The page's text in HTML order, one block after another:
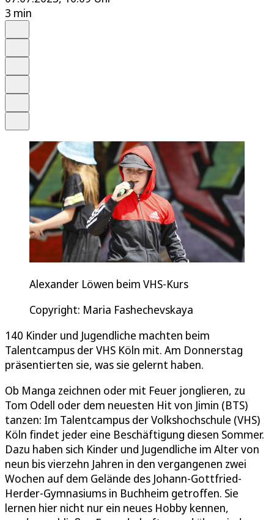
3 min
Alexander Löwen beim VHS-Kurs
Copyright: Maria Fashechevskaya
140 Kinder und Jugendliche machten beim
Talentcampus der VHS Köln mit. Am Donnerstag
präsentierten sie, was sie gelernt haben.
Ob Manga zeichnen oder mit Feuer jonglieren, zu
Tom Odell oder dem neuesten Hit von Jimin (BTS)
tanzen: Im Talentcampus der Volkshochschule (VHS)
Köln findet jeder eine Beschäftigung diesen Sommer.
Dazu haben sich Kinder und Jugendliche im Alter von
neun bis vierzehn Jahren in den vergangenen zwei
Wochen auf dem Gelände des Johann-Gottfried-
Herder-Gymnasiums in Buchheim getroffen. Sie
lernen hier nicht nur ein neues Hobby kennen,